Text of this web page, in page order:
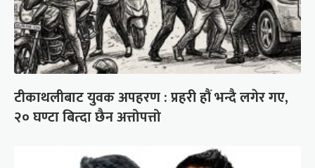
टीकाथलीबाट युवक अपहरण : प्रहरी हौं भन्दै लगेर गए,
२० घण्टा बित्दा छैन अत्तोपत्तो